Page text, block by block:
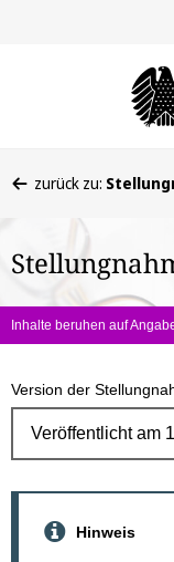
befinden
hier:
zurück zu:
Inhalte beruhen auf
Version der
Hinweis